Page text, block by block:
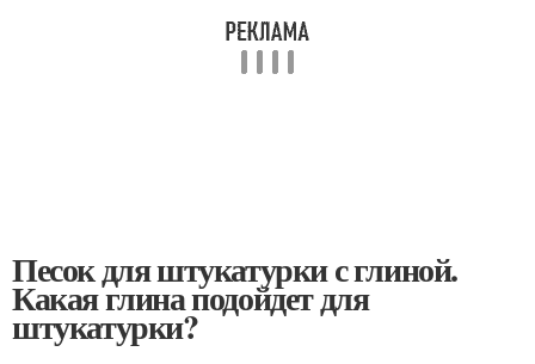
Песок для штукатурки с глиной.
Какая глина подойдет для
штукатурки?